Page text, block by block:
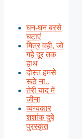
घन-घन बरसे
घटाएं
मित्र वही, जो
गहे दूर तक
हाथ
दोस्त हमसे
रूठे ना..
तेरी याद में
जीना
व्यंग्यकार
शशांक दुबे
पुरस्कृत